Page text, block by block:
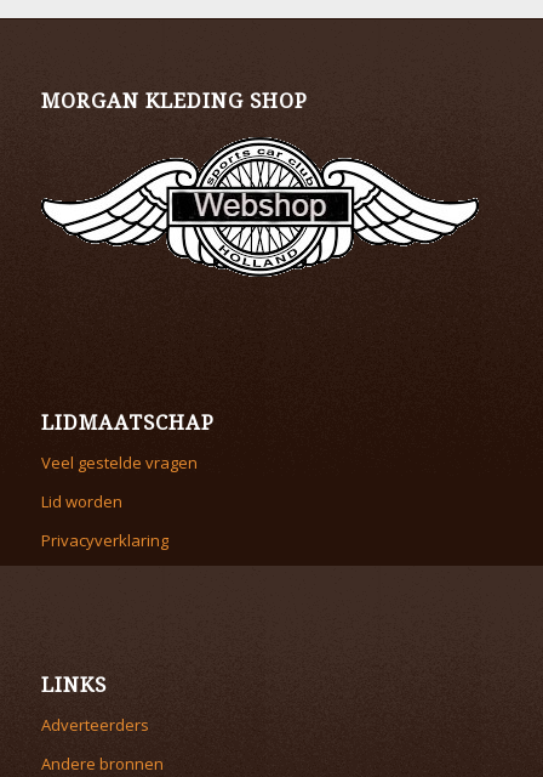
MORGAN KLEDING SHOP
LIDMAATSCHAP
Veel gestelde vragen
Lid worden
Privacyverklaring
LINKS
Adverteerders
Andere bronnen